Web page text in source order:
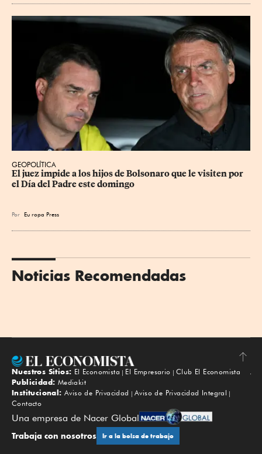
GEOPOLÍTICA
El juez impide a los hijos de Bolsonaro que le visiten por
el Día del Padre este domingo
Por Eu ropa Press
Noticias Recomendadas
Subir
Nuestros Sitios: El Economista El Empresario
Club El Economista
Publicidad: Mediakit
Institucional: Aviso de Privacidad
Aviso de Privacidad Integral
Contacto
Una empresa de Nacer Global
Trabaja con nosotros Ir a la bolsa de trabajo